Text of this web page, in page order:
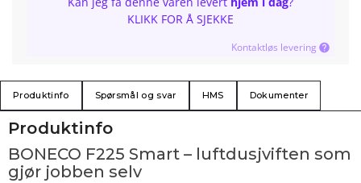
KLIKK FOR Å SJEKKE
Kontaktløs levering
Produktinfo Spørsmål og svar HMS Dokumenter
Produktinfo
BONECO F225 Smart – luftdusjviften som
gjør jobben selv